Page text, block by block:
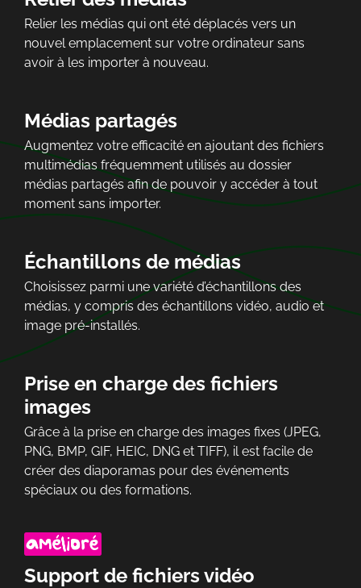
Relier les médias qui ont été déplacés vers un
nouvel emplacement sur votre ordinateur sans
avoir à les importer à nouveau.
Médias partagés
Augmentez votre efficacité en ajoutant des fichiers
multimédias fréquemment utilisés au dossier
médias partagés afin de pouvoir y accéder à tout
moment sans importer.
Échantillons de médias
Choisissez parmi une variété d’échantillons des
médias, y compris des échantillons vidéo, audio et
image pré-installés.
Prise en charge des fichiers
images
Grâce à la prise en charge des images fixes (JPEG,
PNG, BMP, GIF, HEIC, DNG et TIFF), il est facile de
créer des diaporamas pour des événements
spéciaux ou des formations.
Support de fichiers vidéo